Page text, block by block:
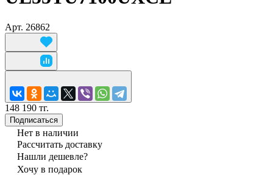
Арт. 26862
148 190 тг.
Подписаться
Нет в наличии
Рассчитать доставку
Нашли дешевле?
Хочу в подарок